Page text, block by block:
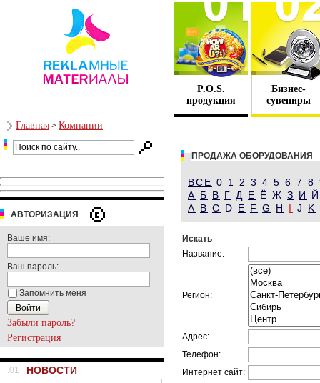
P.O.S.
продукция
Бизнес-
сувениры
Главная > Компании
АВТОРИЗАЦИЯ
Ваше имя:
Ваш пароль:
Запомнить меня
Забыли пароль?
Регистрация
.01 НОВОСТИ
ПРОДАЖА ОБОРУДОВАНИЯ
ВСЕ 0 1 2 3 4 5 6 7
А Б В Г Д Е Ё Ж З И
A B C D E F G H I J K
Искать
Название:
Регион:
Адрес:
Телефон:
Интернет сайт: